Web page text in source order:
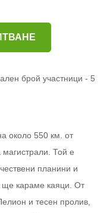
брой участници - 5
около 550 км. от
Той е
планини и
ще караме каяци. От
и тесен пролив,